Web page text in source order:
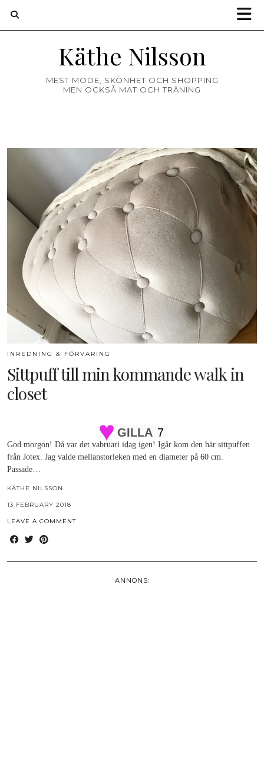
Käthe Nilsson
MEST MODE, SKÖNHET OCH SHOPPING
MEN OCKSÅ MAT OCH TRÄNING
INREDNING & FÖRVARING
Sittpuff till min kommande walk in
closet
GILLA 7
God morgon! Då var det vabruari idag igen! Igår kom den här sittpuffen
från Jotex. Jag valde mellanstorleken med en diameter på 60 cm.
Passade…
KÄTHE NILSSON
13 FEBRUARY 2018
LEAVE A COMMENT
ANNONS: